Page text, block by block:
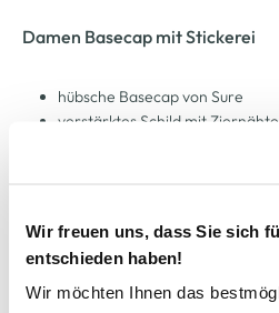
Wir freuen uns, dass Sie sich
entschieden haben!
Wir möchten Ihnen das
Damen Basecap mit Stickerei
hübsche Basecap von Sure
verstärktes Schild mit
AWG Artikelnummer